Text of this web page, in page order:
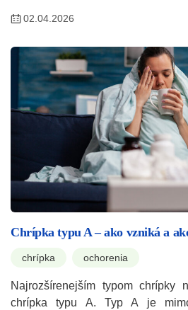
02.04.2026
Chrípka typu A – ako vzniká a
chrípka ochorenia
Najrozšírenejším typom chrípky
chrípka typu A. Typ A je